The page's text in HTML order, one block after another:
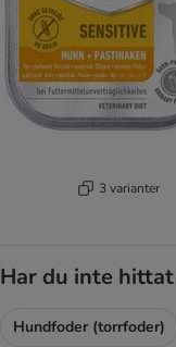
3 varianter
Har du inte
Hundfoder (torrfoder)